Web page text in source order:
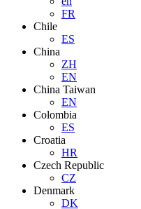
FR
Chile
ES
China
ZH
EN
China Taiwan
EN
Colombia
ES
Croatia
HR
Czech Republic
CZ
Denmark
DK